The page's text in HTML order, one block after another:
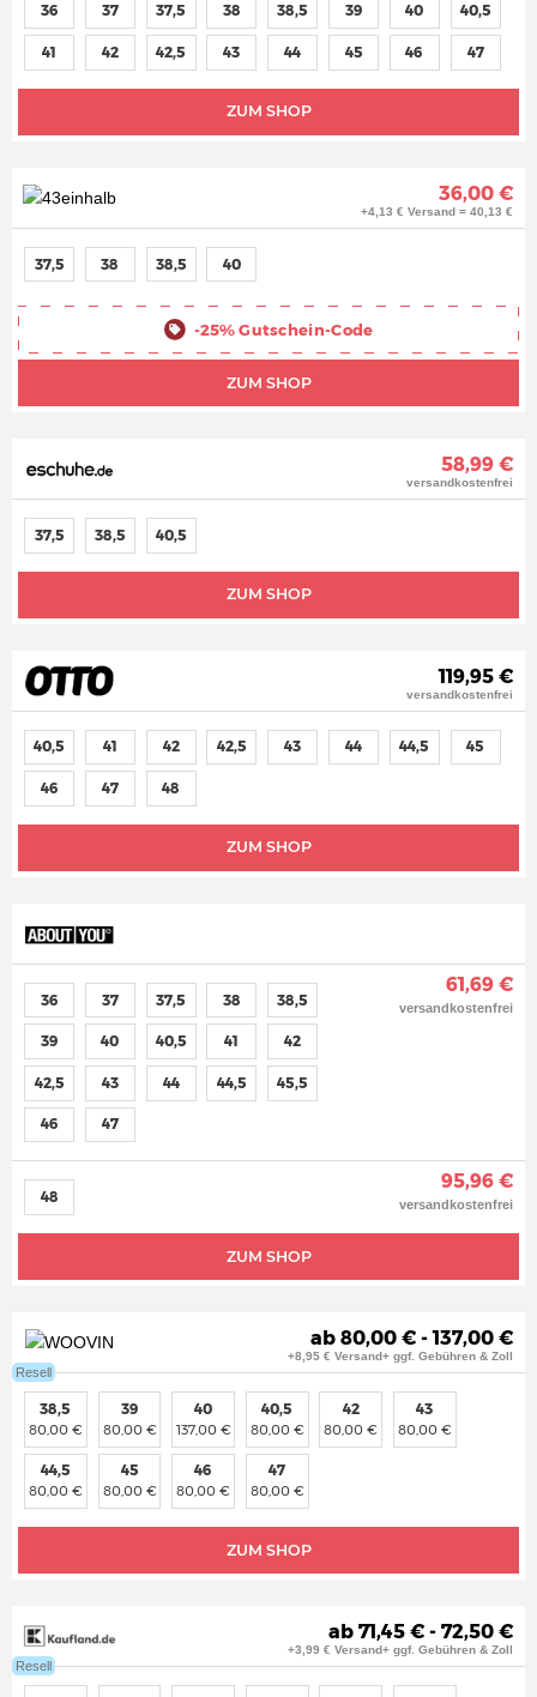
ZUM SHOP
36 37 37,5 38 38,5 39 40 40,5
41 42 42,5 43 44 45 46 47
36,00 €
+4,13 € Versand = 40,13 €
ZUM SHOP
-25% Gutschein-Code
37,5 38 38,5 40
58,99 €
versandkostenfrei
ZUM SHOP
37,5 38,5 40,5
119,95 €
versandkostenfrei
ZUM SHOP
40,5 41 42 42,5 43 44 44,5 45
46 47 48
ZUM SHOP
36 37 37,5 38 38,5
39 40 40,5 41 42
42,5 43 44 44,5 45,5
46 47
61,69 €
versandkostenfrei
48
95,96 €
versandkostenfrei
Resell
ab 80,00 € - 137,00 €
+8,95 € Versand+ ggf. Gebühren & Zoll
ZUM SHOP
38,5
80,00 €
39
80,00 €
40
137,00 €
40,5
80,00 €
42
80,00 €
43
80,00 €
44,5
80,00 €
45
80,00 €
46
80,00 €
47
80,00 €
Resell
ab 71,45 € - 72,50 €
+3,99 € Versand+ ggf. Gebühren & Zoll